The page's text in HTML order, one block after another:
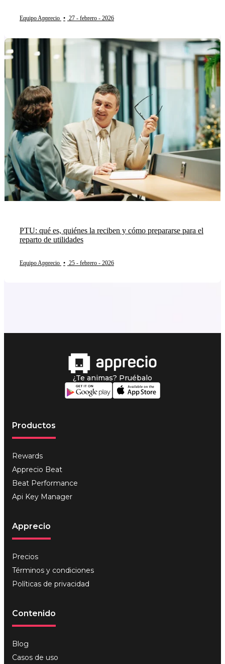
Equipo Apprecio • 27 - febrero - 2026
PTU: qué es, quiénes la reciben y cómo prepararse para el
reparto de utilidades
Equipo Apprecio • 25 - febrero - 2026
¿Te animas? Pruébalo
Productos
Rewards
Apprecio Beat
Beat Performance
Api Key Manager
Apprecio
Precios
Términos y condiciones
Políticas de privacidad
Contenido
Blog
Casos de uso